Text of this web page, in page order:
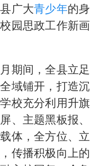
广大青少年的身
园思政工作新画
期间，全县立足
域铺开，打造沉
校充分利用升旗
、主题黑板报、
体，全方位、立
传播积极向上的